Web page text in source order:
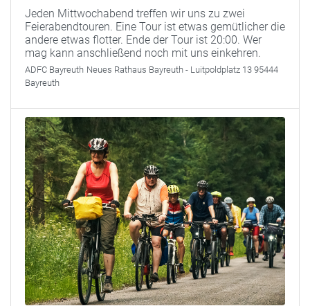
Jeden Mittwochabend treffen wir uns zu zwei
Feierabendtouren. Eine Tour ist etwas gemütlicher die
andere etwas flotter. Ende der Tour ist 20:00. Wer
mag kann anschließend noch mit uns einkehren.
ADFC Bayreuth Neues Rathaus Bayreuth - Luitpoldplatz 13 95444
Bayreuth